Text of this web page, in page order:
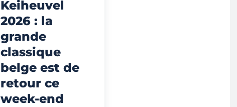
Keiheuvel
2026 : la
grande
classique
belge est de
retour ce
week-end